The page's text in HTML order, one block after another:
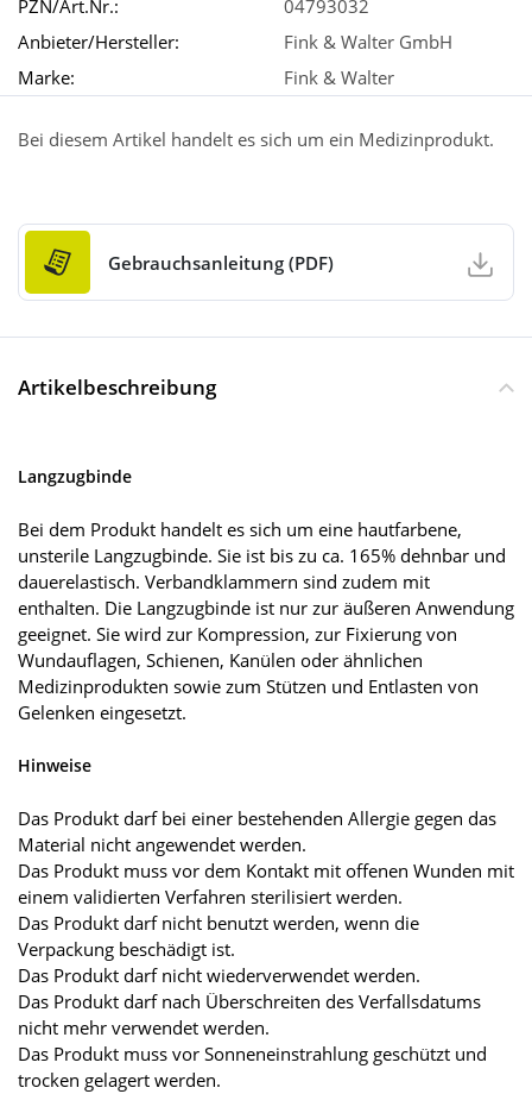
PZN/Art.Nr.:
04793032
Anbieter/Hersteller:
Fink & Walter GmbH
Marke:
Fink & Walter
Bei diesem Artikel handelt es sich um ein Medizinprodukt.
Gebrauchsanleitung (PDF)
Artikelbeschreibung
Langzugbinde
Bei dem Produkt handelt es sich um eine hautfarbene,
unsterile Langzugbinde. Sie ist bis zu ca. 165% dehnbar und
dauerelastisch. Verbandklammern sind zudem mit
enthalten. Die Langzugbinde ist nur zur äußeren Anwendung
geeignet. Sie wird zur Kompression, zur Fixierung von
Wundauflagen, Schienen, Kanülen oder ähnlichen
Medizinprodukten sowie zum Stützen und Entlasten von
Gelenken eingesetzt.
Hinweise
Das Produkt darf bei einer bestehenden Allergie gegen das
Material nicht angewendet werden.
Das Produkt muss vor dem Kontakt mit offenen Wunden mit
einem validierten Verfahren sterilisiert werden.
Das Produkt darf nicht benutzt werden, wenn die
Verpackung beschädigt ist.
Das Produkt darf nicht wiederverwendet werden.
Das Produkt darf nach Überschreiten des Verfallsdatums
nicht mehr verwendet werden.
Das Produkt muss vor Sonneneinstrahlung geschützt und
trocken gelagert werden.